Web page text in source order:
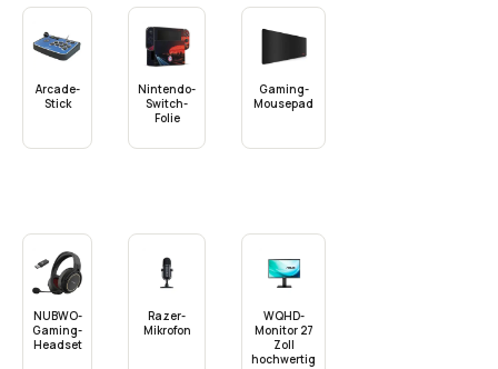
Arcade-
Stick
Nintendo-
Switch-
Folie
Gaming-
Mousepad
NUBWO-
Gaming-
Headset
Razer-
Mikrofon
WQHD-
Monitor 27
Zoll
hochwertig